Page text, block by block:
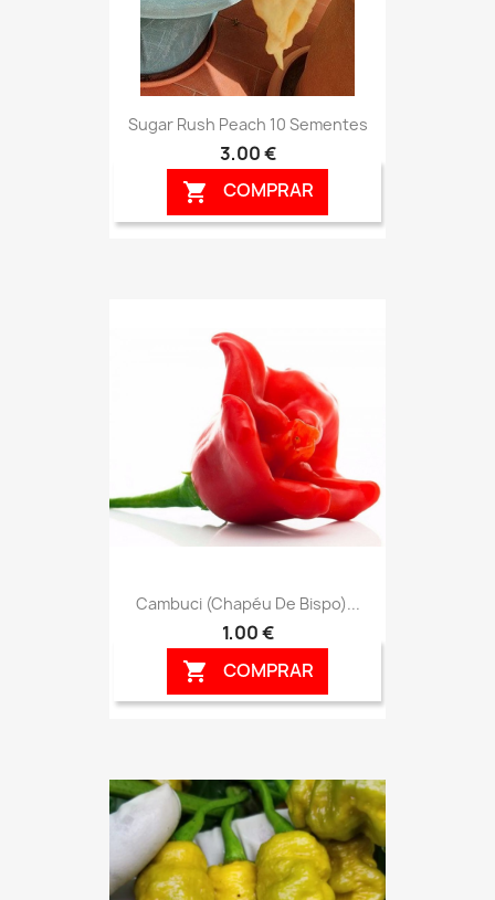
Sugar Rush Peach 10 Sementes
3,00 €
 COMPRAR
Cambuci (Chapéu De Bispo)...
1,00 €
 COMPRAR